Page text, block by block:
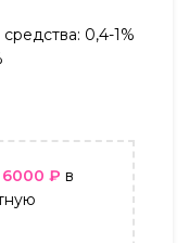
0,4-1%
6000 ₽ в